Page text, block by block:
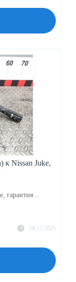
к Nissan Juke,
гарантия ..
18.11.2025